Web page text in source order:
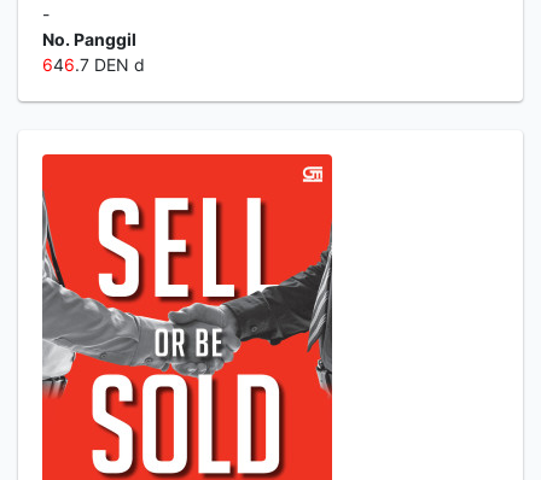
-
No. Panggil
646.7 DEN d